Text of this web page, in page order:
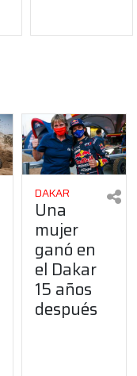
DAKAR
Una
mujer
ganó en
el Dakar
15 años
después